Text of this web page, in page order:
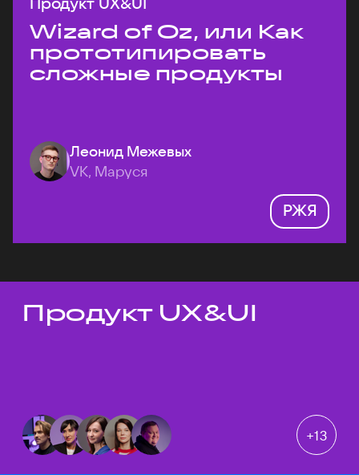
Wizard of Oz, или Как
прототипировать
сложные продукты
Леонид Межевых
VK, Маруся
РЖЯ
Темы докладов
Продукт UX&UI
+13